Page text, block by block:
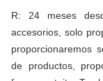
R: 24 meses
accesorios, solo
proporcionaremos
de productos,